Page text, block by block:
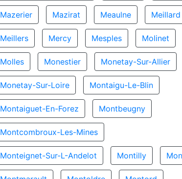
Mazerier Mazirat Meaulne Meillard
Meillers Mercy Mesples Molinet
Molles Monestier Monetay-Sur-Allier
Monetay-Sur-Loire Montaigu-Le-Blin
Montaiguet-En-Forez Montbeugny
Montcombroux-Les-Mines
Monteignet-Sur-L-Andelot Montilly